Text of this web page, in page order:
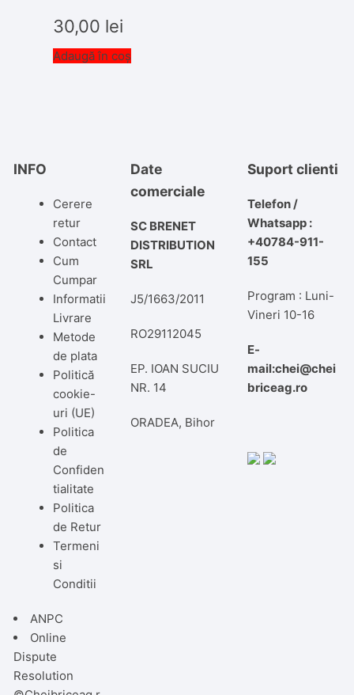
30,00 lei
Adaugă în coș
INFO
Cerere
retur
Contact
Cum
Cumpar
Informatii
Livrare
Metode
de plata
Politică
cookie-
uri (UE)
Politica
de
Confiden
tialitate
Politica
de Retur
Termeni
si
Conditii
ANPC
Online
Dispute
Resolution
Date
comerciale
SC BRENET
DISTRIBUTION
SRL
J5/1663/2011
RO29112045
EP. IOAN SUCIU
NR. 14
ORADEA, Bihor
Suport clienti
Telefon /
Whatsapp :
+40784-911-
155
Program : Luni-
Vineri 10-16
E-
mail:chei@chei
briceag.ro